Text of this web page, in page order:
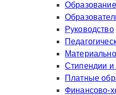
Образование
Руководство
Стипендии
Платные
Финансово-